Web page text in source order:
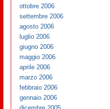
ottobre 2006
settembre 2006
agosto 2006
luglio 2006
giugno 2006
maggio 2006
aprile 2006
marzo 2006
febbraio 2006
gennaio 2006